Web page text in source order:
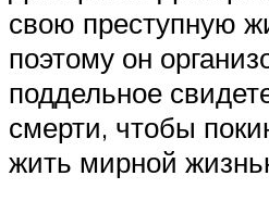
свою преступную
поэтому он
поддельное
смерти, чтобы
жить мирной